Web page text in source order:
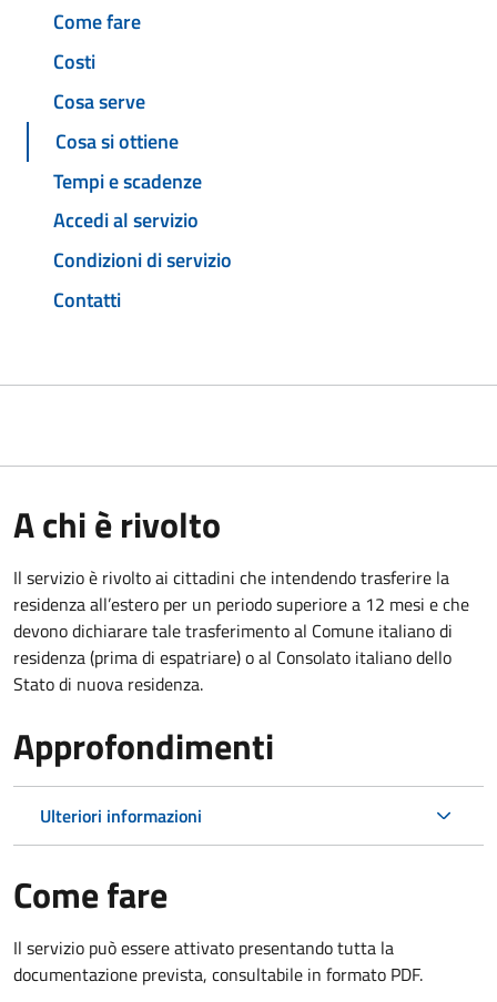
Come fare
Costi
Cosa serve
Cosa si ottiene
Tempi e scadenze
Accedi al servizio
Condizioni di servizio
Contatti
A chi è rivolto
Il servizio è rivolto ai cittadini che intendendo trasferire la
residenza all’estero per un periodo superiore a 12 mesi e che
devono dichiarare tale trasferimento al Comune italiano di
residenza (prima di espatriare) o al Consolato italiano dello
Stato di nuova residenza.
Approfondimenti
Ulteriori informazioni
Come fare
Il servizio può essere attivato presentando tutta la
documentazione prevista, consultabile in formato PDF.